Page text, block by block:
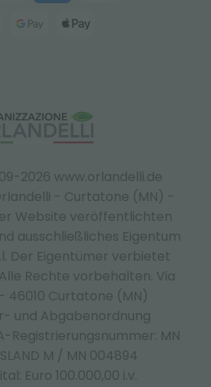
2026 www.orlandelli.de
- Curtatone (MN) -
Website veröffentlichten
ausschließliches Eigentum
Der Eigentümer verbietet
Rechte vorbehalten. Via
46010 Curtatone (MN)
und Abgabenordnung
Registrierungsnummer: MN
M / MN 004894
Euro 100.000,00 i.v.